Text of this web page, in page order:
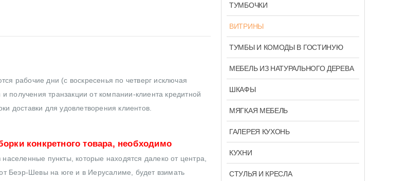
рабочие дни (с воскресенья по четверг исключая
транзакции от компании-клиента кредитной
доставки для удовлетворения клиентов.
конкретного товара, необходимо
населенные пункты, которые находятся далеко от центра,
Беэр-Шевы на юге и в Иерусалиме, будет взимать
ТУМБОЧКИ
ВИТРИНЫ
ТУМБЫ И КОМОДЫ В ГОСТИНУЮ
МЕБЕЛЬ ИЗ НАТУРАЛЬНОГО ДЕРЕВА
ШКАФЫ
МЯГКАЯ МЕБЕЛЬ
ГАЛЕРЕЯ КУХОНЬ
КУХНИ
СТУЛЬЯ И КРЕСЛА